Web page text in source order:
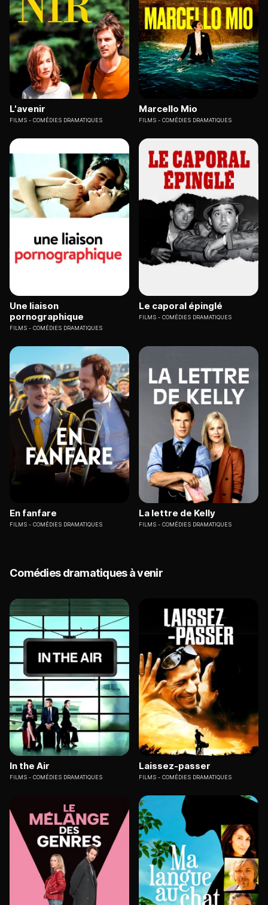
L'avenir
FILMS COMÉDIES DRAMATIQUES
Marcello Mio
FILMS COMÉDIES DRAMATIQUES
Une liaison
pornographique
FILMS COMÉDIES DRAMATIQUES
Le caporal épinglé
FILMS COMÉDIES DRAMATIQUES
En fanfare
FILMS COMÉDIES DRAMATIQUES
La lettre de Kelly
FILMS COMÉDIES DRAMATIQUES
Comédies dramatiques à venir
In the Air
FILMS COMÉDIES DRAMATIQUES
Laissez-passer
FILMS COMÉDIES DRAMATIQUES